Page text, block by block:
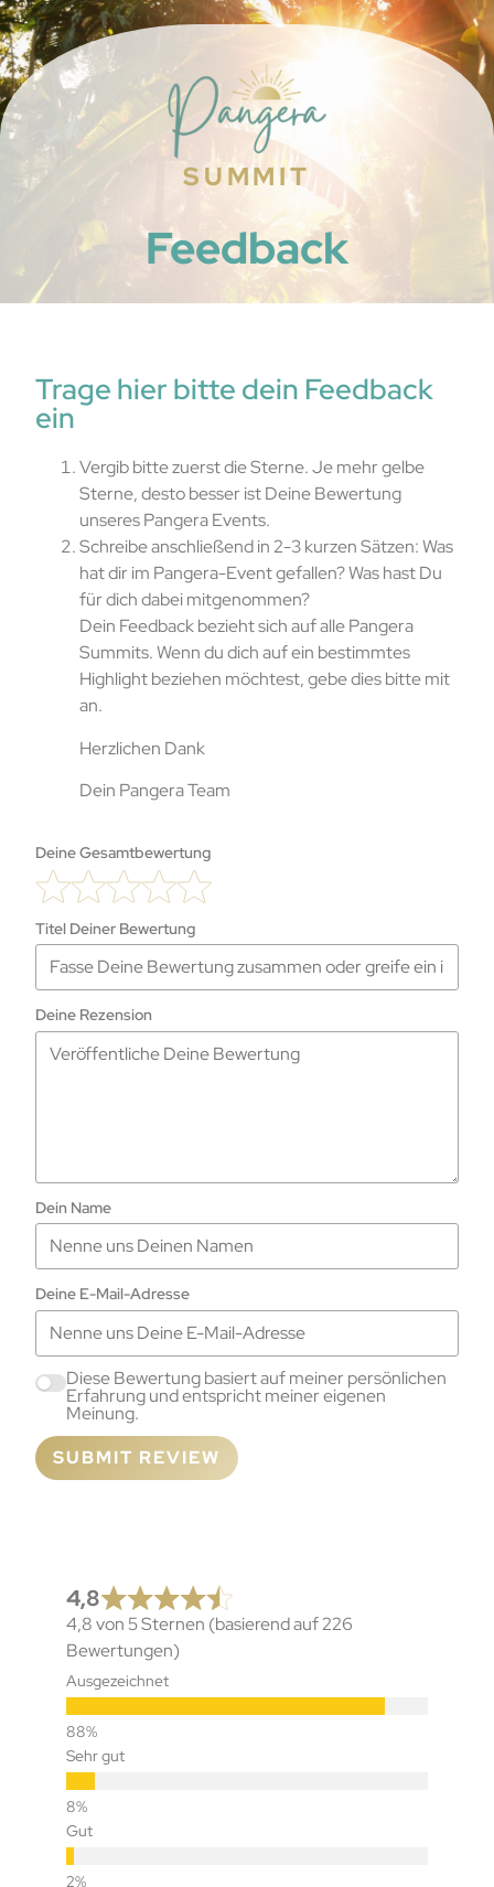
SUMMIT
Feedback
Trage hier bitte dein Feedback
ein
Vergib bitte zuerst die Sterne. Je mehr gelbe
Sterne, desto besser ist Deine Bewertung
unseres Pangera Events.
Schreibe anschließend in 2-3 kurzen Sätzen: Was
hat dir im Pangera-Event gefallen? Was hast Du
für dich dabei mitgenommen?
Dein Feedback bezieht sich auf alle Pangera
Summits. Wenn du dich auf ein bestimmtes
Highlight beziehen möchtest, gebe dies bitte mit
an.
Herzlichen Dank
Dein Pangera Team
Deine Gesamtbewertung
Titel Deiner Bewertung
Deine Rezension
Dein Name
Deine E-Mail-Adresse
Diese Bewertung basiert auf meiner persönlichen
Erfahrung und entspricht meiner eigenen
Meinung.
SUBMIT REVIEW
4,8
4,8 von 5 Sternen (basierend auf 226
Bewertungen)
Ausgezeichnet
Sehr gut
Gut